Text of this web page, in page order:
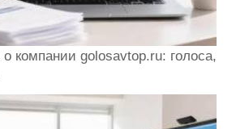
компании golosavtop.ru: голоса,